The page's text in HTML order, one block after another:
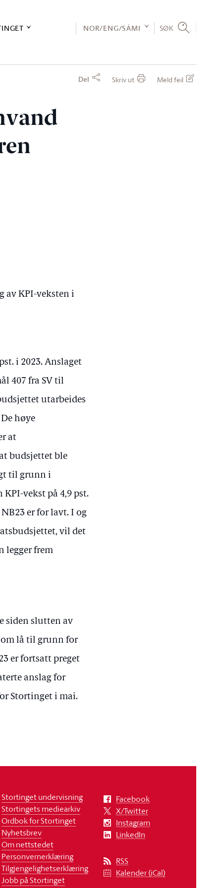
NOR/ENG/SÁMI SØK
Del Skriv ut Meld feil
av KPI-veksten i
i 2023. Anslaget
407 fra SV til
utarbeides
høye
at
budsjettet ble
til grunn i
KPI-vekst på 4,9 pst.
er for lavt. I og
vil det
legger frem
siden slutten av
lå til grunn for
er fortsatt preget
anslag for
Stortinget i mai.
Stortinget undervisning
Stortingets mediearkiv
Ordbok for Stortinget
Nyhetsbrev
Om nettstedet
Personvernerklæring
Tilgjengelighetserklæring
Jobb på Stortinget
Facebook
X/Twitter
Instagram
LinkedIn
RSS
Kalender (iCal)